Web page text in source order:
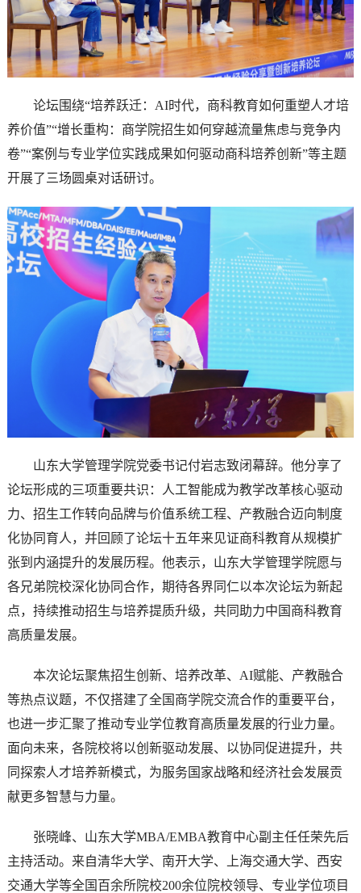
论坛围绕“培养跃迁：AI时代，商科教育如何重塑人才培
养价值”“增长重构：商学院招生如何穿越流量焦虑与竞争内
卷”“案例与专业学位实践成果如何驱动商科培养创新”等主题
开展了三场圆桌对话研讨。
山东大学管理学院党委书记付岩志致闭幕辞。他分享了
论坛形成的三项重要共识：人工智能成为教学改革核心驱动
力、招生工作转向品牌与价值系统工程、产教融合迈向制度
化协同育人，并回顾了论坛十五年来见证商科教育从规模扩
张到内涵提升的发展历程。他表示，山东大学管理学院愿与
各兄弟院校深化协同合作，期待各界同仁以本次论坛为新起
点，持续推动招生与培养提质升级，共同助力中国商科教育
高质量发展。
本次论坛聚焦招生创新、培养改革、AI赋能、产教融合
等热点议题，不仅搭建了全国商学院交流合作的重要平台，
也进一步汇聚了推动专业学位教育高质量发展的行业力量。
面向未来，各院校将以创新驱动发展、以协同促进提升，共
同探索人才培养新模式，为服务国家战略和经济社会发展贡
献更多智慧与力量。
张晓峰、山东大学MBA/EMBA教育中心副主任任荣先后
主持活动。来自清华大学、南开大学、上海交通大学、西安
交通大学等全国百余所院校200余位院校领导、专业学位项目